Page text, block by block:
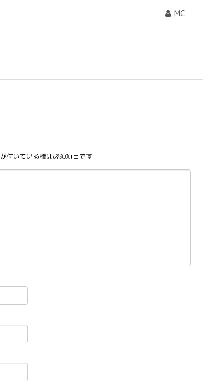
MC
が付いている欄は必須項目です